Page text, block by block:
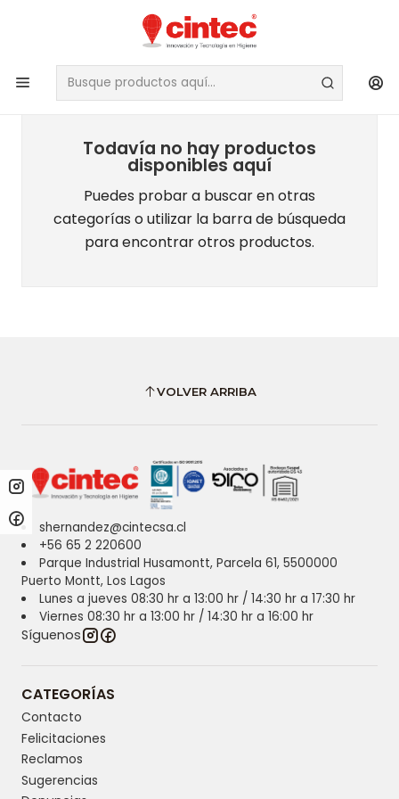
D
Todavía no hay productos
disponibles aquí
Puedes probar a buscar en otras
categorías o utilizar la barra de búsqueda
para encontrar otros productos.
VOLVER ARRIBA
shernandez@cintecsa.cl
+56 65 2 220600
Parque Industrial Husamontt, Parcela 61, 5500000
Puerto Montt, Los Lagos
Lunes a jueves 08:30 hr a 13:00 hr / 14:30 hr a 17:30 hr
Viernes 08:30 hr a 13:00 hr / 14:30 hr a 16:00 hr
Síguenos
CATEGORÍAS
Contacto
Felicitaciones
Reclamos
Sugerencias